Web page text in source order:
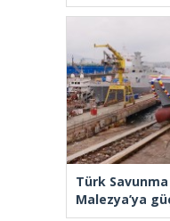
Türk
Malezya’ya